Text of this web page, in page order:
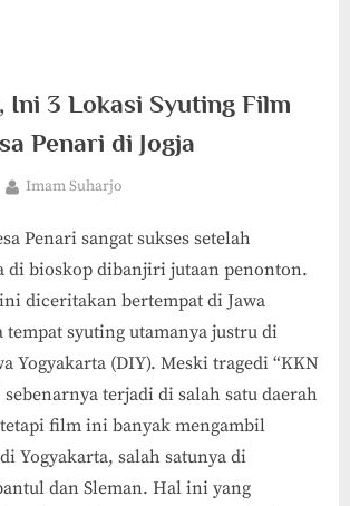
Ini 3 Lokasi Syuting Film
Penari di Jogja
By
Imam Suharjo
Penari sangat sukses setelah
di bioskop dibanjiri jutaan penonton.
diceritakan bertempat di Jawa
syuting utamanya justru di
Yogyakarta (DIY). Meski tragedi “KKN
sebenarnya terjadi di salah satu daerah
film ini banyak mengambil
Yogyakarta, salah satunya di
dan Sleman. Hal ini yang